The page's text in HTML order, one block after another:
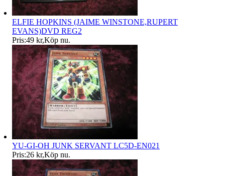
ELFIE HOPKINS (JAIME WINSTONE,RUPERT
EVANS)DVD REG2
Pris:49 kr,Köp nu.
YU-GI-OH JUNK SERVANT LC5D-EN021
Pris:26 kr,Köp nu.